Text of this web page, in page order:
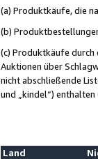
(a) Produktkäufe, die
(b)
(c) Produktkäufe durch
Auktionen über
nicht abschließende
und „kindel“) enthalten
Land